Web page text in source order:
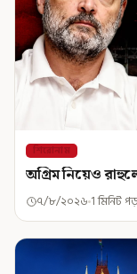
শিরোনাম
অগ্রিম নিয়েও
৭/৮/২০২৬ 1 মিনিট